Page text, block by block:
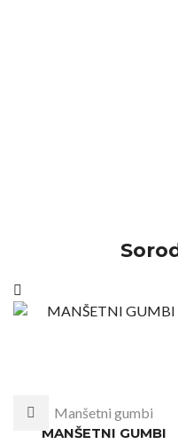
Manšetni gumbi
MANŠETNI GUMBI